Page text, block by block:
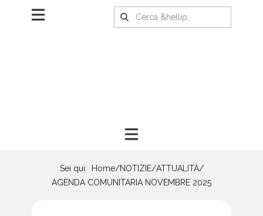
Sei qui: Home/NOTIZIE/ATTUALITÀ/
AGENDA COMUNITARIA NOVEMBRE 2025